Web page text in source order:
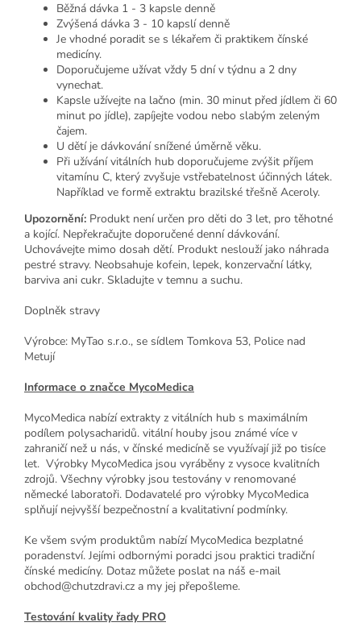
Běžná dávka 1 - 3 kapsle denně
Zvýšená dávka 3 - 10 kapslí denně
Je vhodné poradit se s lékařem či praktikem čínské
medicíny.
Doporučujeme užívat vždy 5 dní v týdnu a 2 dny
vynechat.
Kapsle užívejte na lačno (min. 30 minut před jídlem či 60
minut po jídle), zapíjejte vodou nebo slabým zeleným
čajem.
U dětí je dávkování snížené úměrně věku.
Při užívání vitálních hub doporučujeme zvýšit příjem
vitamínu C, který zvyšuje vstřebatelnost účinných látek.
Například ve formě extraktu brazilské třešně Aceroly.
Upozornění: Produkt není určen pro děti do 3 let, pro těhotné
a kojící. Nepřekračujte doporučené denní dávkování.
Uchovávejte mimo dosah dětí. Produkt neslouží jako náhrada
pestré stravy. Neobsahuje kofein, lepek, konzervační látky,
barviva ani cukr. Skladujte v temnu a suchu.
Doplněk stravy
Výrobce: MyTao s.r.o., se sídlem Tomkova 53, Police nad
Metují
Informace o značce MycoMedica
MycoMedica nabízí extrakty z vitálních hub s maximálním
podílem polysacharidů. vitální houby jsou známé více v
zahraničí než u nás, v čínské medicíně se využívají již po tisíce
let. Výrobky MycoMedica jsou vyráběny z vysoce kvalitních
zdrojů. Všechny výrobky jsou testovány v renomované
německé laboratoři. Dodavatelé pro výrobky MycoMedica
splňují nejvyšší bezpečnostní a kvalitativní podmínky.
Ke všem svým produktům nabízí MycoMedica bezplatné
poradenství. Jejími odbornými poradci jsou praktici tradiční
čínské medicíny. Dotaz můžete poslat na náš e-mail
obchod@chutzdravi.cz a my jej přepošleme.
Testování kvality řady PRO